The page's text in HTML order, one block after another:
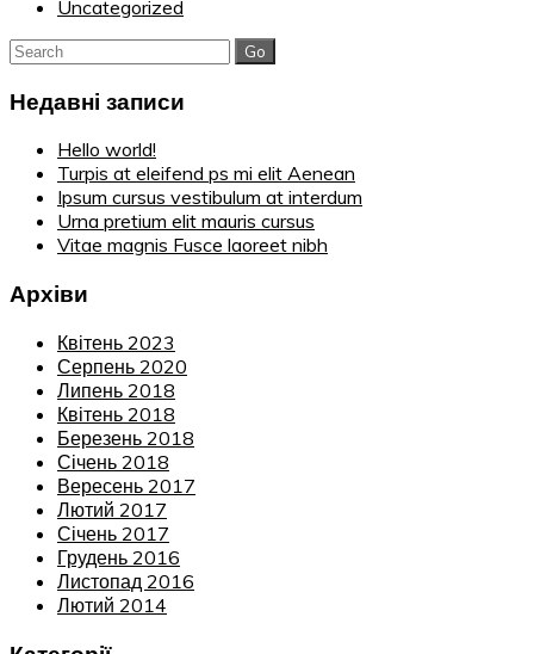
Uncategorized
Search
for:
Недавні записи
Hello world!
Turpis at eleifend ps mi elit Aenean
Ipsum cursus vestibulum at interdum
Urna pretium elit mauris cursus
Vitae magnis Fusce laoreet nibh
Архіви
Квітень 2023
Серпень 2020
Липень 2018
Квітень 2018
Березень 2018
Січень 2018
Вересень 2017
Лютий 2017
Січень 2017
Грудень 2016
Листопад 2016
Лютий 2014